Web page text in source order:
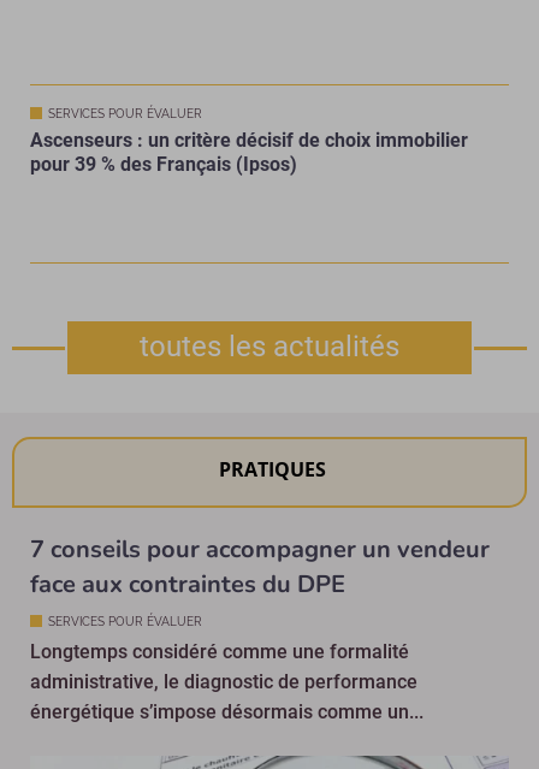
SERVICES POUR ÉVALUER
Ascenseurs : un critère décisif de choix immobilier
pour 39 % des Français (Ipsos)
toutes les actualités
PRATIQUES
7 conseils pour accompagner un vendeur
face aux contraintes du DPE
SERVICES POUR ÉVALUER
Longtemps considéré comme une formalité
administrative, le diagnostic de performance
énergétique s’impose désormais comme un...